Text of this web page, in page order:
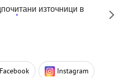
източници в
Facebook Instagram